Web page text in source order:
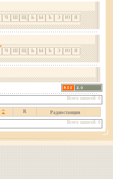
Ч Ш Щ Ь Ы Ъ Э Ю Я
Ч Ш Щ Ь Ы Ъ Э Ю Я
Всего записей: 0
R
Радиостанция
Всего записей: 0